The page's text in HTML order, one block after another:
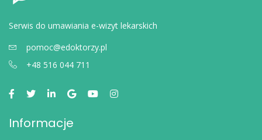
Serwis do umawiania e-wizyt lekarskich
pomoc@edoktorzy.pl
+48 516 044 711
Informacje